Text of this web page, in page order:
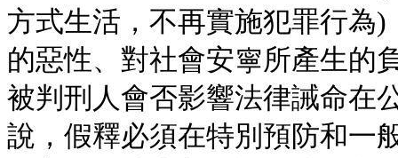
方式生活，不再實施犯罪行為
的惡性、對社會安寧所產生的
被判刑人會否影響法律誡命在
說，假釋必須在特別預防和一